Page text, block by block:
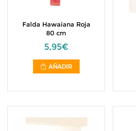
Falda Hawaiana Roja
80 cm
5,95€
AÑADIR